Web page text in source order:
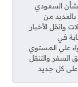
السعودي
بالعديد من
وانقل الأخبار
في
علي المستوي
السفر والتنقل
على كل جديد